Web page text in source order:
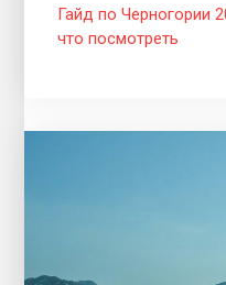
Гайд по Черногории
что посмотреть